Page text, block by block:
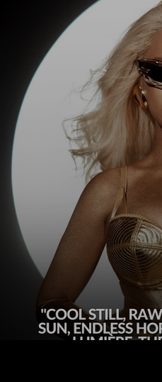
DR. FELIPE
SABER QUANDO